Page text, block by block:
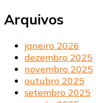
Arquivos
janeiro 2026
dezembro 2025
novembro 2025
outubro 2025
setembro 2025